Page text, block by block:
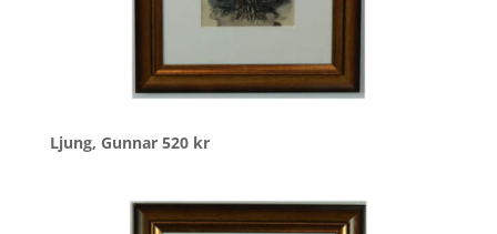
Ljung, Gunnar 520 kr